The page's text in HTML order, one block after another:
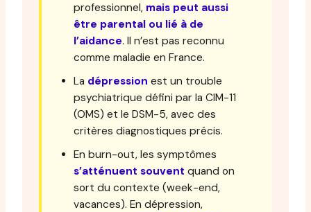
professionnel, mais peut aussi
être parental ou lié à de
l’aidance. Il n’est pas reconnu
comme maladie en France.
La dépression est un trouble
psychiatrique défini par la CIM-11
(OMS) et le DSM-5, avec des
critères diagnostiques précis.
En burn-out, les symptômes
s’atténuent souvent quand on
sort du contexte (week-end,
vacances). En dépression,